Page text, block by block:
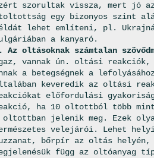
szorultak vissza, mert jó
egy bizonyos szint
lehet említeni, pl.
a kanyaró.
Az oltásoknak számtalan
vannak ún. oltási reakciók,
a betegségnek a
keveredik az oltási
előfordulási
ha 10 oltottból több
oltottban jelenik meg. Ezek
velejárói. Lehet
bőrpír az oltás
függ az